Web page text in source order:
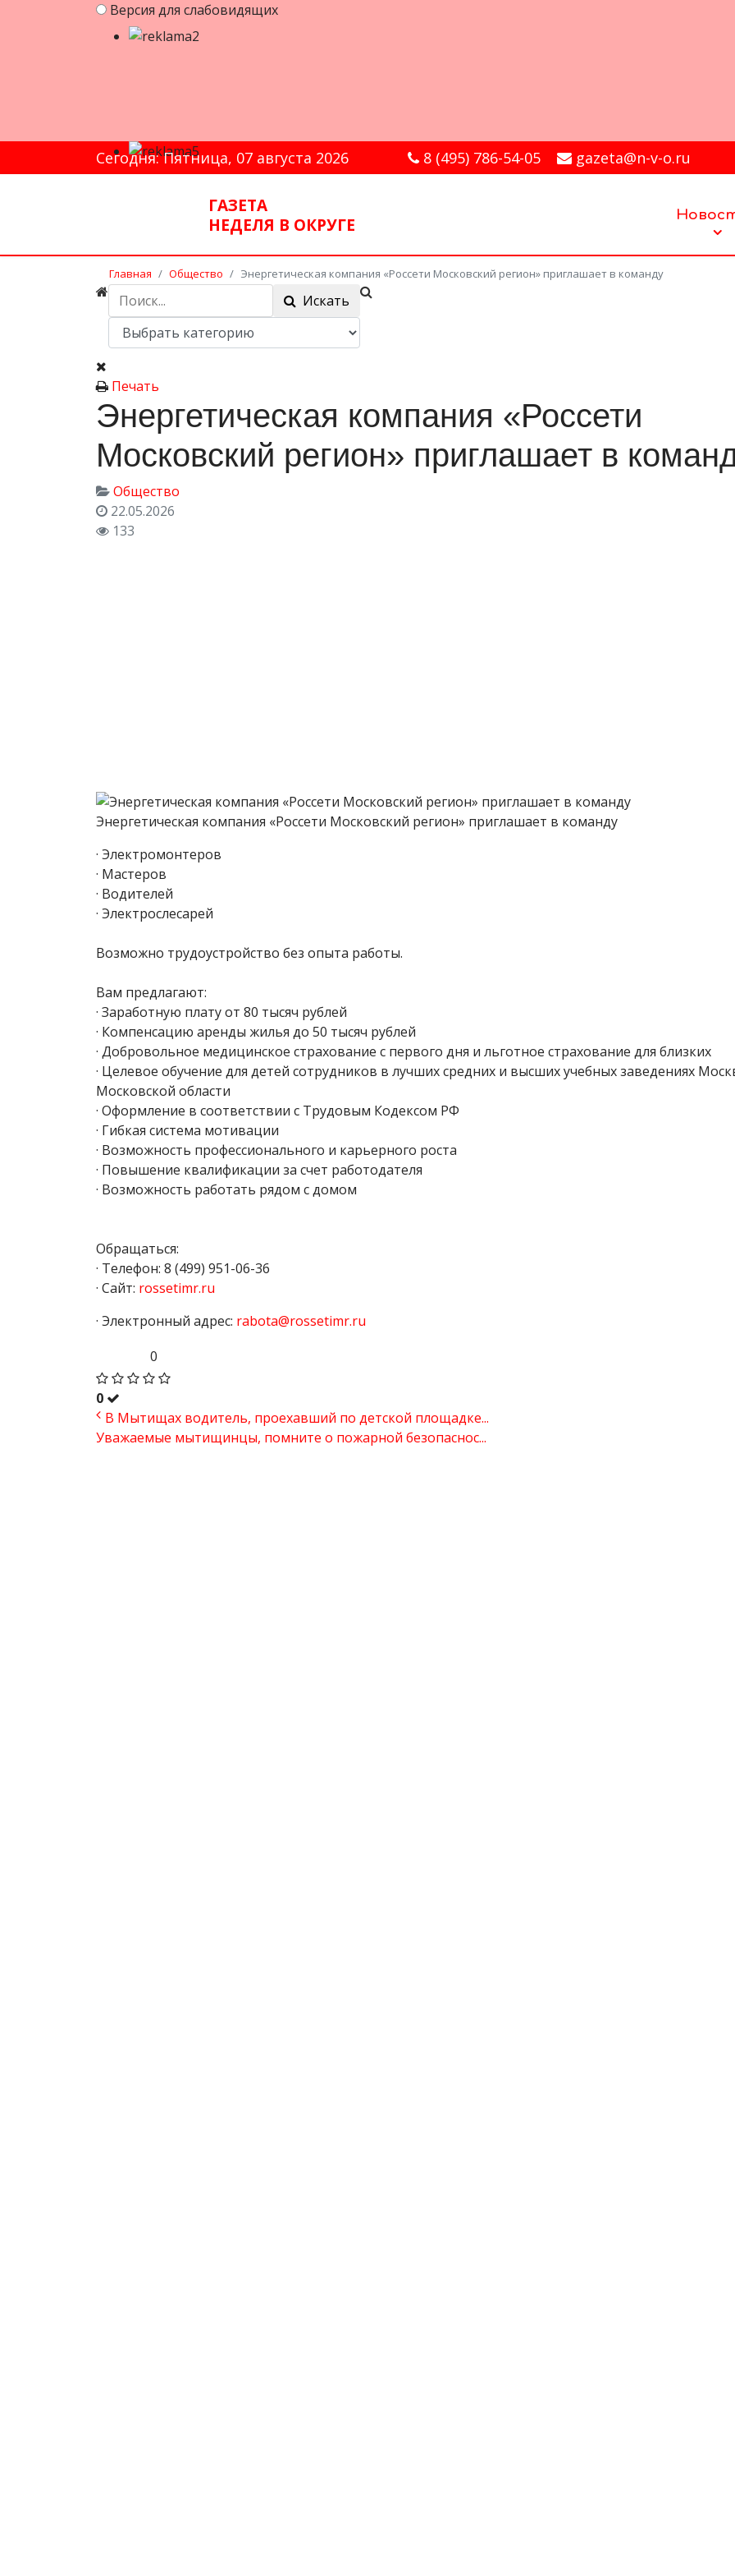
Версия для слабовидящих
Сегодня: Пятница, 07 августа 2026 8 (495) 786-54-05 gazeta@n-v-o.ru
ГАЗЕТА
НЕДЕЛЯ В ОКРУГЕ
Главная Общество Энергетическая компания «Россети Московский регион» приглашает в команду
Искать
Печать
Энергетическая компания «Россети
Московский регион» приглашает в
Общество
22.05.2026
133
Энергетическая компания «Россети Московский регион» приглашает в команду
· Электромонтеров
· Мастеров
· Водителей
· Электрослесарей
Возможно трудоустройство без опыта работы.
Вам предлагают:
· Заработную плату от 80 тысяч рублей
· Компенсацию аренды жилья до 50 тысяч рублей
· Добровольное медицинское страхование с первого дня и льготное страхование для близких
· Целевое обучение для детей сотрудников в лучших средних и высших учебных заведениях
Московской области
· Оформление в соответствии с Трудовым Кодексом РФ
· Гибкая система мотивации
· Возможность профессионального и карьерного роста
· Повышение квалификации за счет работодателя
· Возможность работать рядом с домом
Обращаться:
· Телефон: 8 (499) 951-06-36
· Сайт: rossetimr.ru
· Электронный адрес: rabota@rossetimr.ru
0
0
В Мытищах водитель, проехавший по детской площадке...
Уважаемые мытищинцы, помните о пожарной безопаснос...